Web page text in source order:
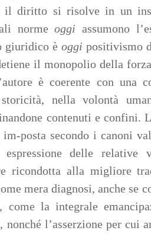
il diritto si risolve in un
normeoggi assumono
giuridico è oggi positivismo
il monopolio della
è coerente con una
nella volontà
contenuti e confini.
im-posta secondo i canoni
delle relative
ricondotta alla migliore
mera diagnosi, anche se
la integrale
l’asserzione per cui